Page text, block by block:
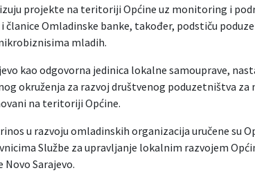
projekte na teritoriji Općine uz monitoring i
i članice Omladinske banke, također, podstiču
mladih.
kao odgovorna jedinica lokalne samouprave,
okruženja za razvoj društvenog poduzetništva za
na teritoriji Općine.
u razvoju omladinskih organizacija uručene su
Službe za upravljanje lokalnim razvojem
Sarajevo.